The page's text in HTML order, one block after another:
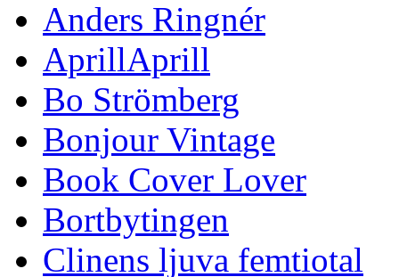
Anders Ringnér
AprillAprill
Bo Strömberg
Bonjour Vintage
Book Cover Lover
Bortbytingen
Clinens ljuva femtiotal